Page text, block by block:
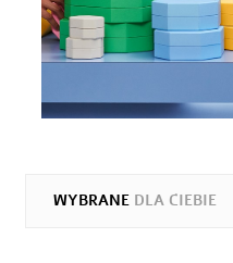
WYBRANEDLA CIEBIE